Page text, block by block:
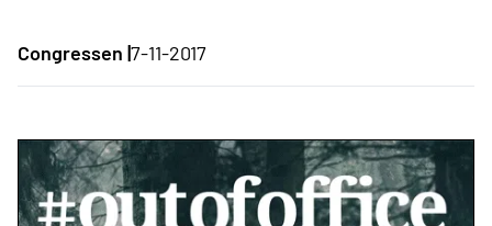
Congressen |7-11-2017